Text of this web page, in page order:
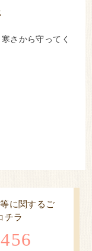
さから守ってく
に関するご
チラ